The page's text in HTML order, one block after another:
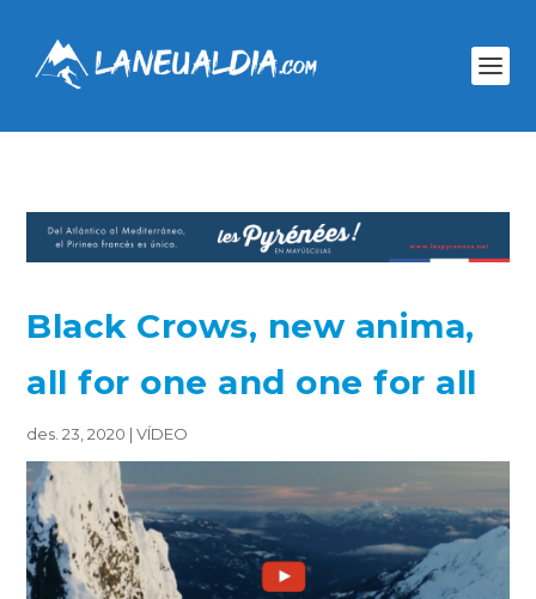
Black Crows, new anima,
all for one and one for all
des. 23, 2020 |VÍDEO